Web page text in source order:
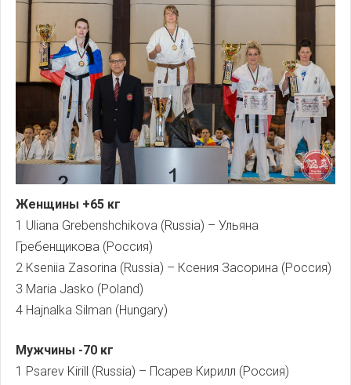
Женщины +65 кг
1 Uliana Grebenshchikova (Russia) – Ульяна
Гребенщикова (Россия)
2 Kseniia Zasorina (Russia) – Ксения Засорина (Россия)
3 Maria Jasko (Poland)
4 Hajnalka Silman (Hungary)
Мужчины -70 кг
1 Psarev Kirill (Russia) – Псарев Кирилл (Россия)